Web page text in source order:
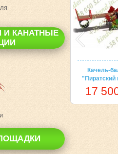
И КАНАТНЫЕ
Качель-
"Пиратский
17